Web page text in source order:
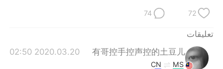
Русский ไทย
72
74
تعليقات
有哥控手控声控的土豆儿
2020.03.20 02:50
MS
CN